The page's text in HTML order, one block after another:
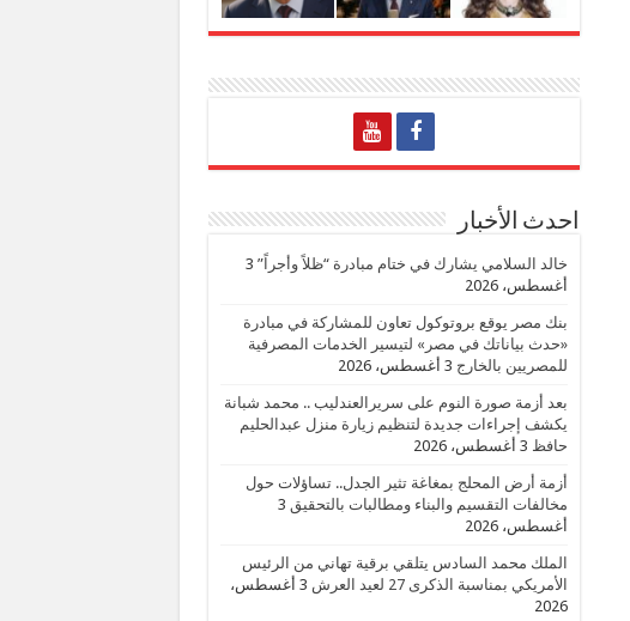
احدث الأخبار
خالد السلامي يشارك في ختام مبادرة “ظلاً وأجراً” 3
أغسطس، 2026
بنك مصر يوقع بروتوكول تعاون للمشاركة في مبادرة
«حدث بياناتك في مصر» لتيسير الخدمات المصرفية
للمصريين بالخارج 3 أغسطس، 2026
بعد أزمة صورة النوم على سريرالعندليب .. محمد شبانة
يكشف إجراءات جديدة لتنظيم زيارة منزل عبدالحليم
حافظ 3 أغسطس، 2026
أزمة أرض المحلج بمغاغة تثير الجدل.. تساؤلات حول
مخالفات التقسيم والبناء ومطالبات بالتحقيق 3
أغسطس، 2026
الملك محمد السادس يتلقي برقية تهاني من الرئيس
الأمريكي بمناسبة الذكرى 27 لعيد العرش
3 أغسطس،
2026